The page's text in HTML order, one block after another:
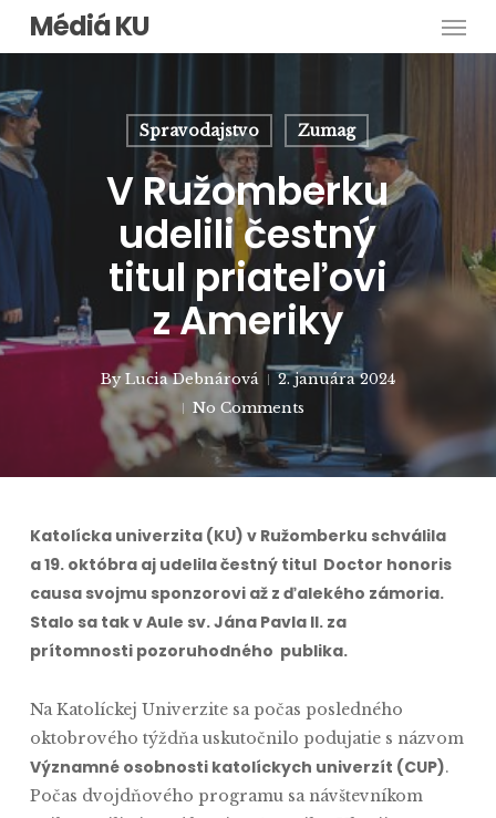
Skip
content
Médiá KU
Spravodajstvo Zumag
V Ružomberku
udelili čestný
titul priateľovi
z Ameriky
By Lucia Debnárová
2. januára 2024
No Comments
Katolícka univerzita (KU) v Ružomberku schválila
a 19. októbra aj udelila čestný titul Doctor honoris
causa svojmu sponzorovi až z ďalekého zámoria.
Stalo sa tak v Aule sv. Jána Pavla II. za
prítomnosti pozoruhodného publika.
Na Katolíckej Univerzite sa počas posledného
oktobrového týždňa uskutočnilo podujatie s názvom
Významné osobnosti katolíckych univerzít (CUP).
Počas dvojdňového programu sa návštevníkom